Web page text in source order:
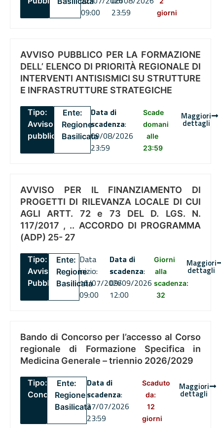
09:00
23:59
giorni
AVVISO PUBBLICO PER LA FORMAZIONE
DELL’ ELENCO DI PRIORITÀ REGIONALE DI
INTERVENTI ANTISISMICI SU STRUTTURE
E INFRASTRUTTURE STRATEGICHE
Tipo:
Avviso
pubblico
Ente:
Regione
Basilicata
Data di
scadenza:
09/08/2026
23:59
Scade
domani
alle
23:59
Maggiori
dettagli
AVVISO PER IL FINANZIAMENTO DI
PROGETTI DI RILEVANZA LOCALE DI CUI
AGLI ARTT. 72 e 73 DEL D. LGS. N.
117/2017 , .. ACCORDO DI PROGRAMMA
(ADP) 25- 27
Tipo:
Avviso
Pubblico
Ente:
Regione
Basilicata
Data
inizio:
16/07/2026
09:00
Data di
scadenza:
09/09/2026
12:00
Giorni
alla
scadenza:
32
Maggiori
dettagli
Bando di Concorso per l’accesso al Corso
regionale di Formazione Specifica in
Medicina Generale – triennio 2026/2029
Tipo:
Concorsi
Ente:
Regione
Basilicata
Data di
scadenza:
27/07/2026
23:59
Scaduto
da:
12
giorni
Maggiori
dettagli